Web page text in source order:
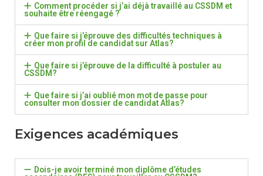
Comment procéder si j’ai déjà travaillé au CSSDM et
souhaite être réengagé ?
Que faire si j’éprouve des difficultés techniques à
créer mon profil de candidat sur Atlas?
Que faire si j’éprouve de la difficulté à postuler au
CSSDM?
Que faire si j’ai oublié mon mot de passe pour
consulter mon dossier de candidat Atlas?
Exigences académiques
Dois-je avoir terminé mon diplôme d’études